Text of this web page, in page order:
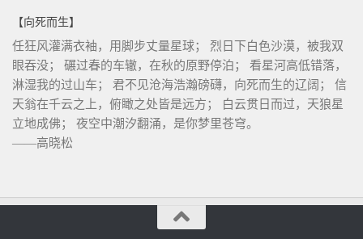
【向死而生】
任狂风灌满衣袖，用脚步丈量星球； 烈日下白色沙漠，被我双
眼吞没； 碾过春的车辙，在秋的原野停泊； 看星河高低错落，
淋湿我的过山车； 君不见沧海浩瀚磅礴，向死而生的辽阔； 信
天翁在千云之上，俯瞰之处皆是远方； 白云贯日而过，天狼星
立地成佛； 夜空中潮汐翻涌，是你梦里苍穹。
——高晓松